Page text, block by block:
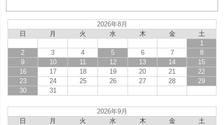
2026年8月
日
月 火 水 木 金
土
1
2
3 4 5 6 7
8
9
10 11 12 13 14
15
16
17 18 19 20 21
22
23
24 25 26 27 28
29
30
31
2026年9月
日
月 火 水 木 金
土